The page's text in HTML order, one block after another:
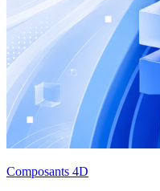
Composants 4D